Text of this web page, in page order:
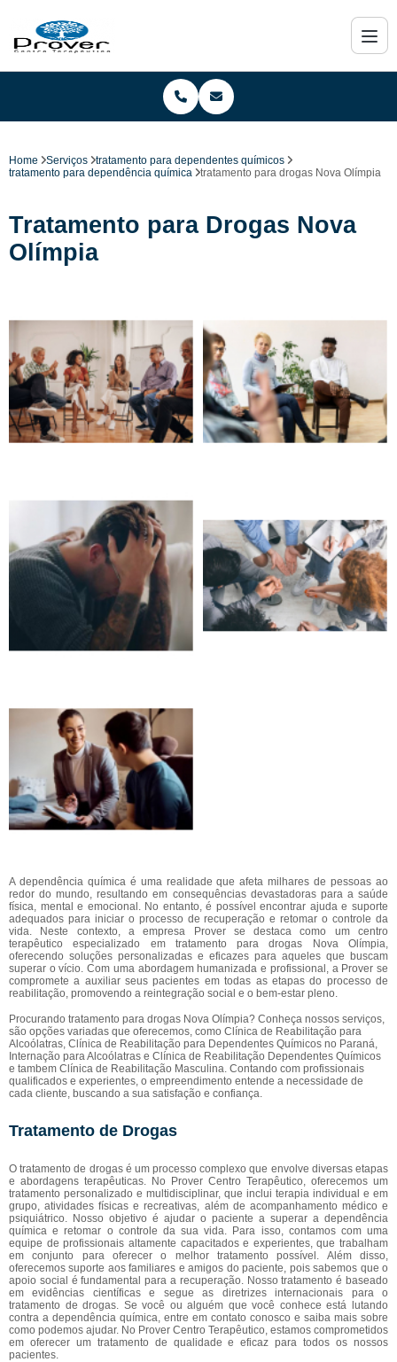
Home Serviços
tratamento para dependentes químicos
tratamento para dependência química
tratamento para drogas Nova Olímpia
Tratamento para Drogas Nova
Olímpia
A dependência química é uma realidade que afeta milhares de pessoas ao
redor do mundo, resultando em consequências devastadoras para a saúde
física, mental e emocional. No entanto, é possível encontrar ajuda e suporte
adequados para iniciar o processo de recuperação e retomar o controle da
vida. Neste contexto, a empresa Prover se destaca como um centro
terapêutico especializado em tratamento para drogas Nova Olímpia,
oferecendo soluções personalizadas e eficazes para aqueles que buscam
superar o vício. Com uma abordagem humanizada e profissional, a Prover se
compromete a auxiliar seus pacientes em todas as etapas do processo de
reabilitação, promovendo a reintegração social e o bem-estar pleno.
Procurando tratamento para drogas Nova Olímpia? Conheça nossos serviços,
são opções variadas que oferecemos, como Clínica de Reabilitação para
Alcoólatras, Clínica de Reabilitação para Dependentes Químicos no Paraná,
Internação para Alcoólatras e Clínica de Reabilitação Dependentes Químicos
e tambem Clínica de Reabilitação Masculina. Contando com profissionais
qualificados e experientes, o empreendimento entende a necessidade de
cada cliente, buscando a sua satisfação e confiança.
Tratamento de Drogas
O tratamento de drogas é um processo complexo que envolve diversas etapas
e abordagens terapêuticas. No Prover Centro Terapêutico, oferecemos um
tratamento personalizado e multidisciplinar, que inclui terapia individual e em
grupo, atividades físicas e recreativas, além de acompanhamento médico e
psiquiátrico. Nosso objetivo é ajudar o paciente a superar a dependência
química e retomar o controle da sua vida. Para isso, contamos com uma
equipe de profissionais altamente capacitados e experientes, que trabalham
em conjunto para oferecer o melhor tratamento possível. Além disso,
oferecemos suporte aos familiares e amigos do paciente, pois sabemos que o
apoio social é fundamental para a recuperação. Nosso tratamento é baseado
em evidências científicas e segue as diretrizes internacionais para o
tratamento de drogas. Se você ou alguém que você conhece está lutando
contra a dependência química, entre em contato conosco e saiba mais sobre
como podemos ajudar. No Prover Centro Terapêutico, estamos comprometidos
em oferecer um tratamento de qualidade e eficaz para todos os nossos
pacientes.